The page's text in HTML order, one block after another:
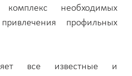
необходимых
профильных
все известные и